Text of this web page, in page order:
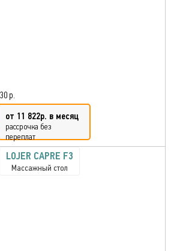
р.
от 11 822р. в месяц
рассрочка без
переплат
LOJER CAPRE F3
Массажный стол